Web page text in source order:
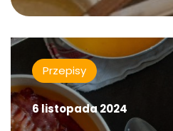
Przepisy
6 listopada 2024